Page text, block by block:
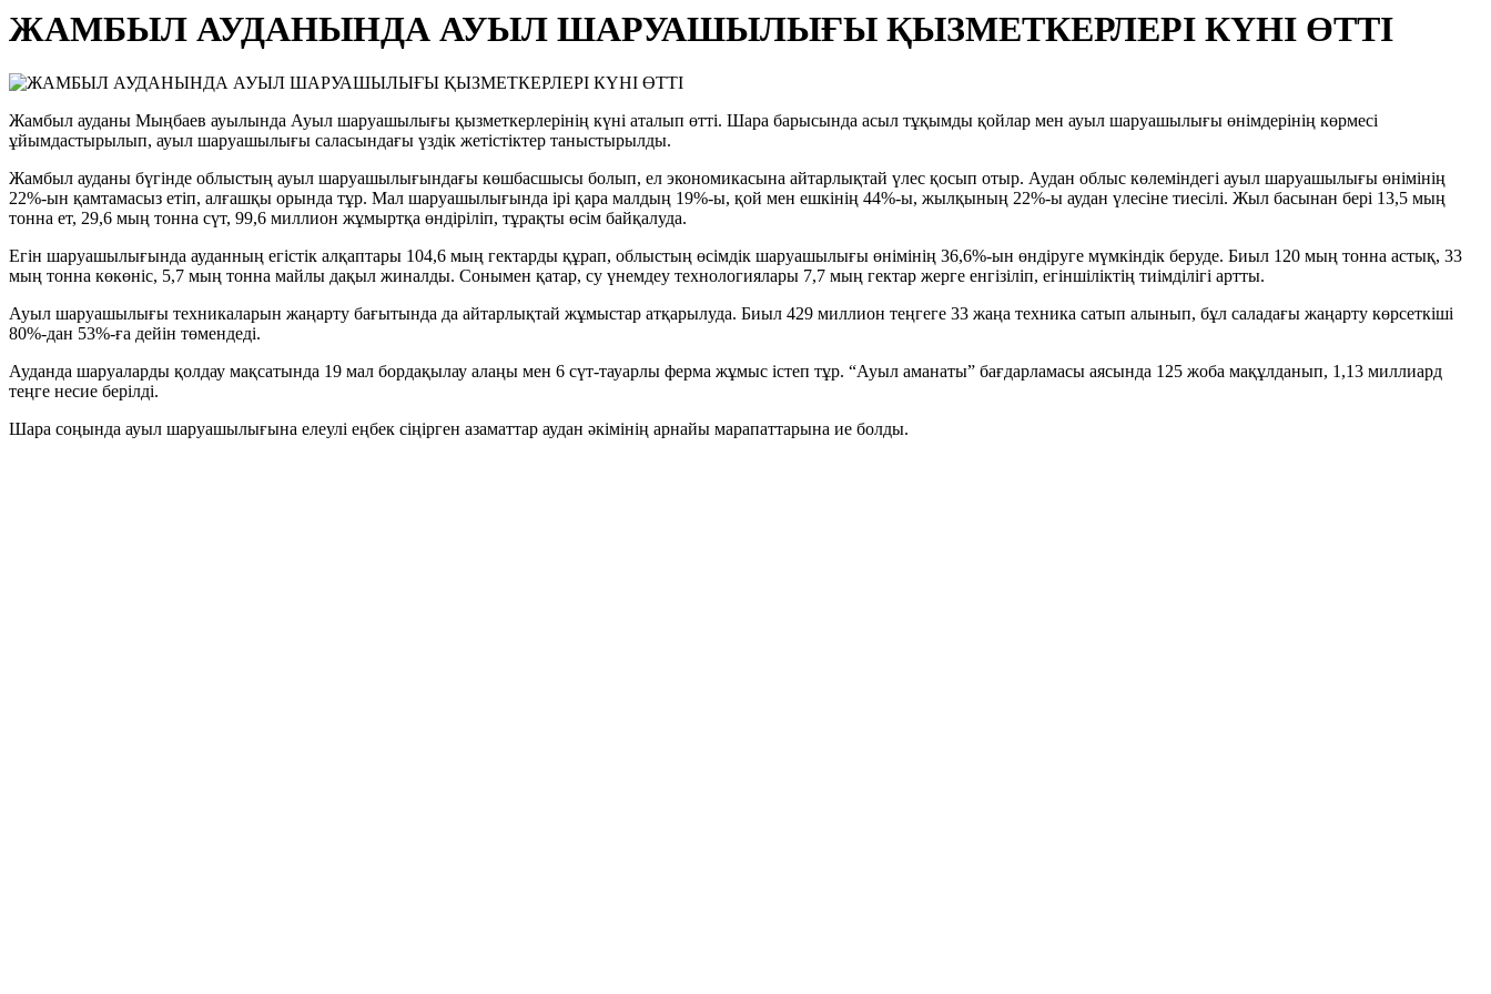
ЖАМБЫЛ АУДАНЫНДА АУЫЛ ШАРУАШЫЛЫҒЫ ҚЫЗМЕТКЕРЛЕРІ КҮНІ ӨТТІ
Жамбыл ауданы Мыңбаев ауылында Ауыл шаруашылығы қызметкерлерінің күні аталып өтті. Шара барысында асыл тұқымды қойлар мен ауыл шаруашылығы өнімдерінің көрмесі
ұйымдастырылып, ауыл шаруашылығы саласындағы үздік жетістіктер таныстырылды.
Жамбыл ауданы бүгінде облыстың ауыл шаруашылығындағы көшбасшысы болып, ел экономикасына айтарлықтай үлес қосып отыр. Аудан облыс көлеміндегі ауыл шаруашылығы өнімінің
22%-ын қамтамасыз етіп, алғашқы орында тұр. Мал шаруашылығында ірі қара малдың 19%-ы, қой мен ешкінің 44%-ы, жылқының 22%-ы аудан үлесіне тиесілі. Жыл басынан бері 13,5 мың
тонна ет, 29,6 мың тонна сүт, 99,6 миллион жұмыртқа өндіріліп, тұрақты өсім байқалуда.
Егін шаруашылығында ауданның егістік алқаптары 104,6 мың гектарды құрап, облыстың өсімдік шаруашылығы өнімінің 36,6%-ын өндіруге мүмкіндік беруде. Биыл 120 мың тонна астық, 33
мың тонна көкөніс, 5,7 мың тонна майлы дақыл жиналды. Сонымен қатар, су үнемдеу технологиялары 7,7 мың гектар жерге енгізіліп, егіншіліктің тиімділігі артты.
Ауыл шаруашылығы техникаларын жаңарту бағытында да айтарлықтай жұмыстар атқарылуда. Биыл 429 миллион теңгеге 33 жаңа техника сатып алынып, бұл саладағы жаңарту көрсеткіші
80%-дан 53%-ға дейін төмендеді.
Ауданда шаруаларды қолдау мақсатында 19 мал бордақылау алаңы мен 6 сүт-тауарлы ферма жұмыс істеп тұр. “Ауыл аманаты” бағдарламасы аясында 125 жоба мақұлданып, 1,13 миллиард
теңге несие берілді.
Шара соңында ауыл шаруашылығына елеулі еңбек сіңірген азаматтар аудан әкімінің арнайы марапаттарына ие болды.